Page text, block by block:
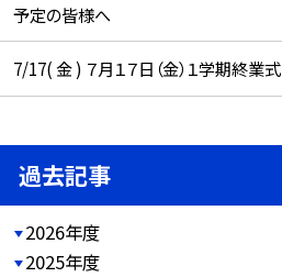
予定の皆様へ
7/17( 金 ) ７月１７日（金）１学期終業式
過去記事
2026年度
2025年度